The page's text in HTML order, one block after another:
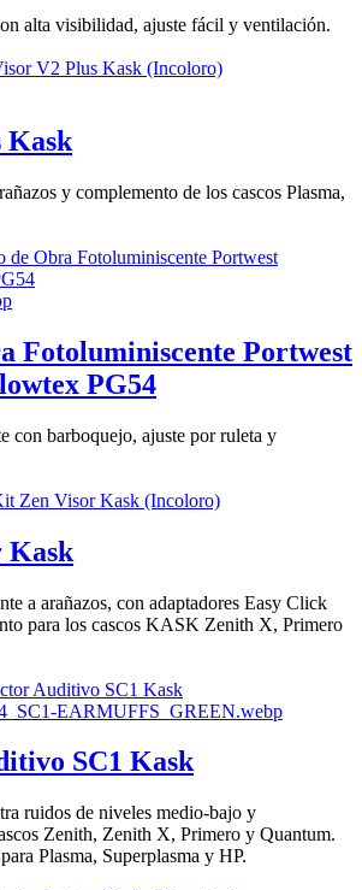
alta visibilidad, ajuste fácil y ventilación.
Kask
y complemento de los cascos Plasma,
Fotoluminiscente Portwest
PG54
con barboquejo, ajuste por ruleta y
Kask
a arañazos, con adaptadores Easy Click
para los cascos KASK Zenith X, Primero
SC1 Kask
ruidos de niveles medio-bajo y
Zenith, Zenith X, Primero y Quantum.
Plasma, Superplasma y HP.